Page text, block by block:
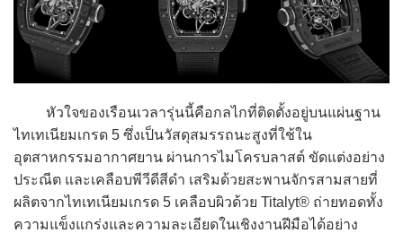
หัวใจของเรือนเวลารุ่นนี้คือกลไกที่ติดตั้งอยู่บนแผ่นฐาน
ไทเทเนียมเกรด 5 ซึ่งเป็นวัสดุสมรรถนะสูงที่ใช้ใน
อุตสาหกรรมอากาศยาน ผ่านการไมโครบลาสต์ ขัดแต่งอย่าง
ประณีต และเคลือบพีวีดีสีดำ เสริมด้วยสะพานจักรสามสายที่
ผลิตจากไทเทเนียมเกรด 5 เคลือบผิวด้วย Titalyt® ถ่ายทอดทั้ง
ความแข็งแกร่งและความละเอียดในเชิงงานฝีมือได้อย่าง